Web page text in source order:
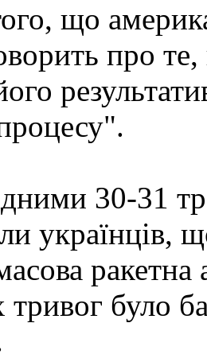
що
про
30-31
українців,
ракетна
тривог було